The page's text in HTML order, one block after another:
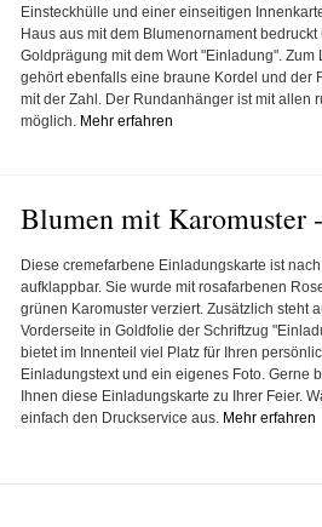
Einsteckhülle und einer einseitigen
Haus aus mit dem Blumenornament
Goldprägung mit dem Wort "Einladung". Zum
gehört ebenfalls eine braune Kordel und der
mit der Zahl. Der Rundanhänger ist mit allen
möglich. Mehr erfahren
Blumen mit Karomuster
Diese cremefarbene Einladungskarte ist
aufklappbar. Sie wurde mit rosafarbenen
grünen Karomuster verziert. Zusätzlich steht
Vorderseite in Goldfolie der Schriftzug
bietet im Innenteil viel Platz für Ihren
Einladungstext und ein eigenes Foto. Gerne
Ihnen diese Einladungskarte zu Ihrer Feier.
einfach den Druckservice aus. Mehr erfahren